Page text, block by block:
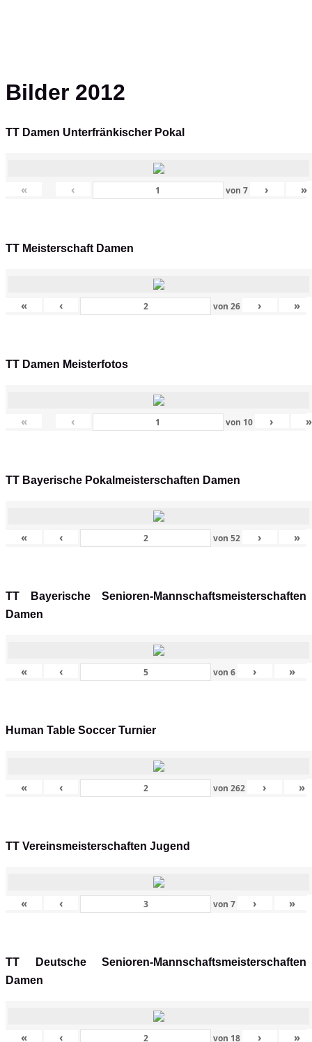
Bilder 2012
TT Damen Unterfränkischer Pokal
« ‹ von 7 › »
TT Meisterschaft Damen
« ‹ von26 › »
TT Damen Meisterfotos
« ‹ von 10 › »
TT Bayerische Pokalmeisterschaften Damen
« ‹ von52 › »
TT Bayerische Senioren-Mannschaftsmeisterschaften
Damen
« ‹ von6 › »
Human Table Soccer Turnier
« ‹ von262 › »
TT Vereinsmeisterschaften Jugend
« ‹ von7 › »
TT Deutsche Senioren-Mannschaftsmeisterschaften
Damen
« ‹ von 18 › »